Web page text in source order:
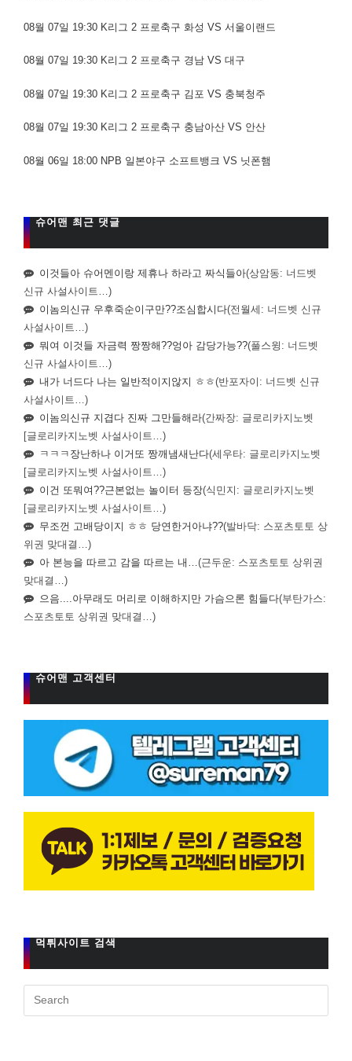
08월 07일 19:30 K리그 2 프로축구 화성 VS 서울이랜드
08월 07일 19:30 K리그 2 프로축구 경남 VS 대구
08월 07일 19:30 K리그 2 프로축구 김포 VS 충북청주
08월 07일 19:30 K리그 2 프로축구 충남아산 VS 안산
08월 06일 18:00 NPB 일본야구 소프트뱅크 VS 닛폰햄
슈어맨 최근 댓글
이것들아 슈어멘이랑 제휴나 하라고 짜식들아(상암동: 너드벳
신규 사설사이트…)
이놈의신규 우후죽순이구만??조심합시다(전월세: 너드벳 신규
사설사이트…)
뭐여 이것들 자금력 짱짱해??엉아 감당가능??(풀스윙: 너드벳
신규 사설사이트…)
내가 너드다 나는 일반적이지않지 ㅎㅎ(반포자이: 너드벳 신규
사설사이트…)
이놈의신규 지겹다 진짜 그만들해라(간짜장: 글로리카지노벳
[글로리카지노벳 사설사이트…)
ㅋㅋㅋ장난하나 이거또 짱깨냄새난다(세우타: 글로리카지노벳
[글로리카지노벳 사설사이트…)
이건 또뭐여??근본없는 놀이터 등장(식민지: 글로리카지노벳
[글로리카지노벳 사설사이트…)
무조껀 고배당이지 ㅎㅎ 당연한거아냐??(발바닥: 스포츠토토 상
위권 맞대결…)
아 본능을 따르고 감을 따르는 내… (근두운: 스포츠토토 상위권
맞대결…)
으음....아무래도 머리로 이해하지만 가슴으론 힘들다(부탄가스:
스포츠토토 상위권 맞대결…)
슈어맨 고객센터
먹튀사이트 검색